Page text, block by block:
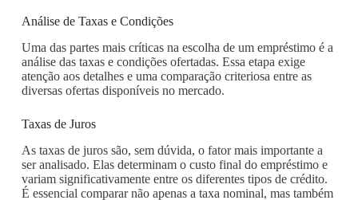
Análise de Taxas e Condições
Uma das partes mais críticas na escolha de um empréstimo é a
análise das taxas e condições ofertadas. Essa etapa exige
atenção aos detalhes e uma comparação criteriosa entre as
diversas ofertas disponíveis no mercado.
Taxas de Juros
As taxas de juros são, sem dúvida, o fator mais importante a
ser analisado. Elas determinam o custo final do empréstimo e
variam significativamente entre os diferentes tipos de crédito.
É essencial comparar não apenas a taxa nominal, mas também